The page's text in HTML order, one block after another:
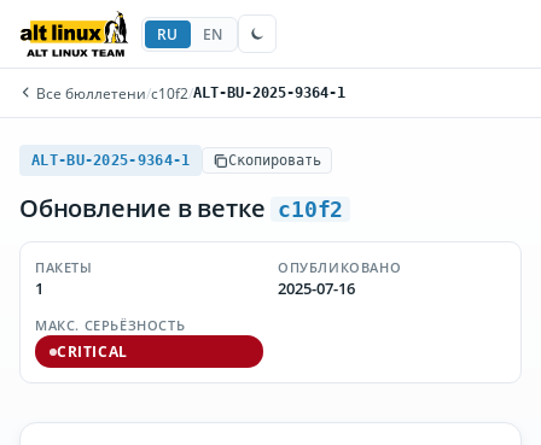
RU EN
Все бюллетени/c10f2/ALT-BU-2025-9364-1
ALT-BU-2025-9364-1 Скопировать
Обновление в ветке c10f2
ПАКЕТЫ
1
ОПУБЛИКОВАНО
2025-07-16
МАКС. СЕРЬЁЗНОСТЬ
CRITICAL